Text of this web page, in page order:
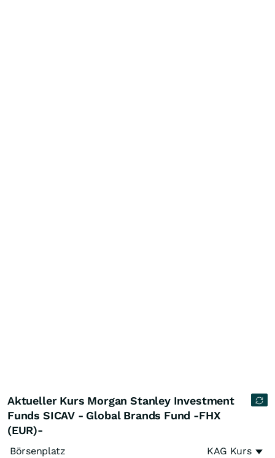
Aktueller Kurs Morgan Stanley Investment
Funds SICAV - Global Brands Fund -FHX
(EUR)-
Börsenplatz KAG Kurs